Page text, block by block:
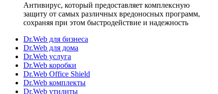
Антивирус, который предоставляет комплексную
защиту от самых различных вредоносных программ,
сохраняя при этом быстродействие и надежность
Dr.Web для бизнеса
Dr.Web для дома
Dr.Web услуга
Dr.Web коробки
Dr.Web Office Shield
Dr.Web комплекты
Dr.Web утилиты